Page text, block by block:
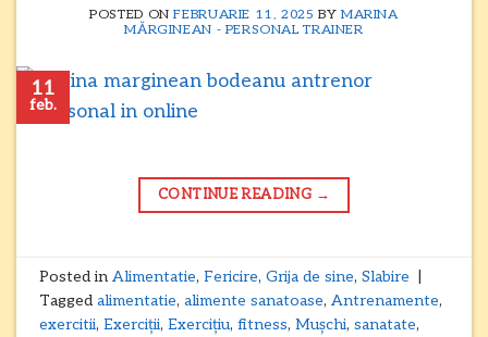
POSTED ONFEBRUARIE 11, 2025 BYMARINA
MĂRGINEAN - PERSONAL TRAINER
11
feb.
CONTINUE READING →
Posted inAlimentatie,Fericire,Grija de sine,Slabire
Taggedalimentatie,alimente sanatoase,Antrenamente,
exercitii,Exerciții,Exercițiu,fitness,Mușchi,sanatate,